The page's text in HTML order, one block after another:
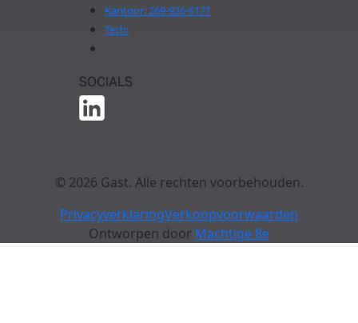
Kantoor:269-926-6171
Tech:
SOCIALS
© 2026 Gast. Alle rechten voorbehouden.
PrivacyverklaringVerkoopvoorwaarden
Ontworpen door Machtige 8e